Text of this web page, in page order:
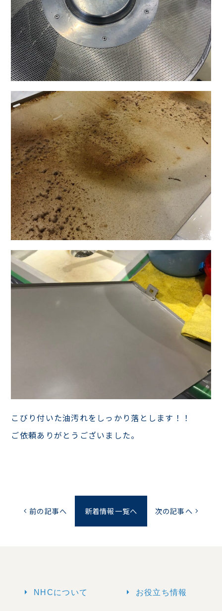
こびり付いた油汚れをしっかり落とします！！
ご依頼ありがとうございました。
chevron_left 前の記事へ 新着情報一覧へ 次の記事へ chevron_right
arrow_right NHCについて arrow_right お役立ち情報